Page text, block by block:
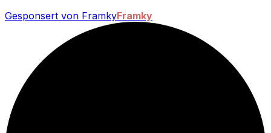
Gesponsert von FramkyFramky